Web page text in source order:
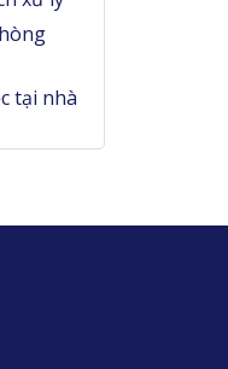
tại nhà